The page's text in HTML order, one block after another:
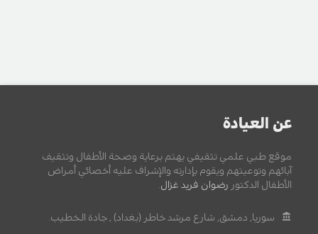
عن العيادة
موقع طبي علمي تثقيفي يهتم برعاية وصحة الأطفال وتثقيف
آبائهم وتوعيتهم ويقوم بإدارته والإشراف عليه أخصائي أمراض
الأطفال الدكتور رضوان فريد غزال
سوريا, دمشق, شارع مرشد خاطر (بغداد) , جادة الخطيب.